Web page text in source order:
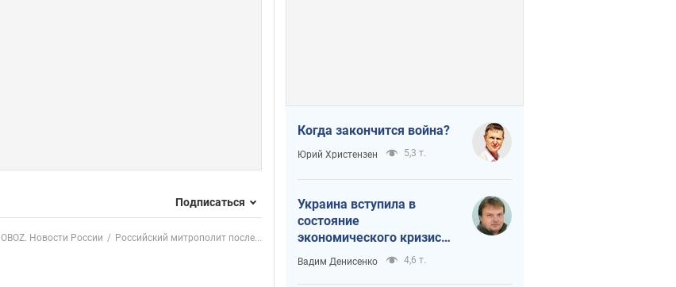
Подписаться
OBOZ. Новости России Российский митрополит после...
Когда закончится война?
Юрий Христензен 5,3 т.
Украина вступила в
состояние
экономического кризиса.
Есть ли свет в конце
туннеля?
Вадим Денисенко 4,6 т.